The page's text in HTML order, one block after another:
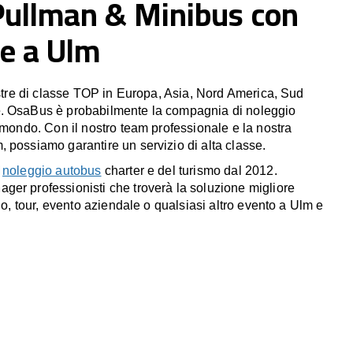
& Minibus con
a Ulm
di classe TOP in Europa, Asia, Nord America, Sud
OsaBus è probabilmente la compagnia di noleggio
Con il nostro team professionale e la nostra
possiamo garantire un servizio di alta classe.
noleggio autobus charter e del turismo dal 2012.
professionisti che troverà la soluzione migliore
tour, evento aziendale o qualsiasi altro evento a Ulm e